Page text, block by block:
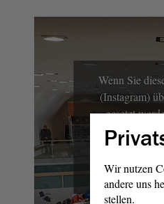
Wenn Sie
(Instagram)
gesetzt
Wir nutzen
andere uns
stellen.